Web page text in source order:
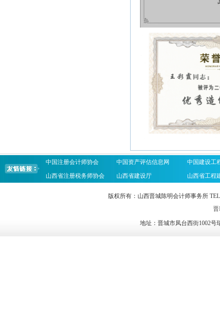
中国注册会计师协会 中国资产评估信息网
中国建设工
山西省注册税务师协会
山西省建设厅 山西省工程
版权所有：山西晋城陈明会计师事务所 TEL
晋
地址：晋城市凤台西街1002